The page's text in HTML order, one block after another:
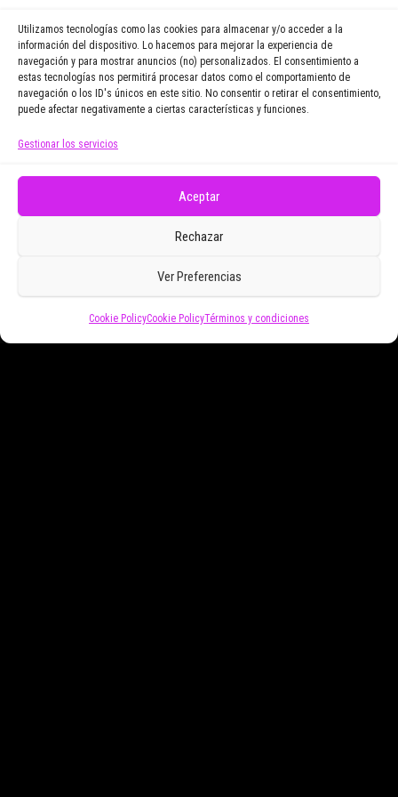
Utilizamos tecnologías como las cookies para almacenar y/o acceder a la
información del dispositivo. Lo hacemos para mejorar la experiencia de
navegación y para mostrar anuncios (no) personalizados. El consentimiento a
estas tecnologías nos permitirá procesar datos como el comportamiento de
navegación o los ID's únicos en este sitio. No consentir o retirar el consentimiento,
puede afectar negativamente a ciertas características y funciones.
Gestionar los servicios
Aceptar
Rechazar
Ver Preferencias
Cookie PolicyCookie PolicyTérminos y condiciones
Email Address
electrónicos promocionales de Zoomdestinos.es
Funciona gracias aWordPress |Tema:Envo Magazine